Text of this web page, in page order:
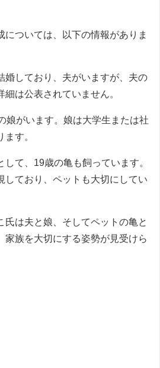
については、以下の情報がありま
婚しており、夫がいますが、夫の
は公表されていません。
娘がいます。娘は大学生または社
す。
して、19歳の亀も飼っています。
しており、ペットも大切にしてい
氏は夫と娘、そしてペットの亀と
家族を大切にする姿勢が見受けら